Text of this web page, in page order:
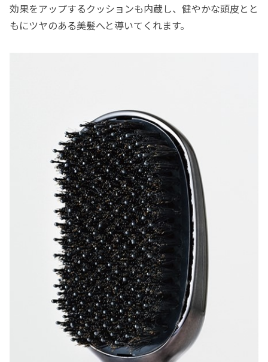
効果をアップするクッションも内蔵し、健やかな頭皮とと
もにツヤのある美髪へと導いてくれます。